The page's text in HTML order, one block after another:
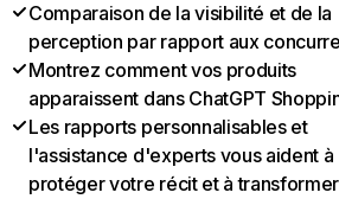
Comparaison de la visibilité et de la
perception par rapport aux
Montrez comment vos produits
apparaissent dans ChatGPT
Les rapports personnalisables et
l'assistance d'experts vous aident à
protéger votre récit et à